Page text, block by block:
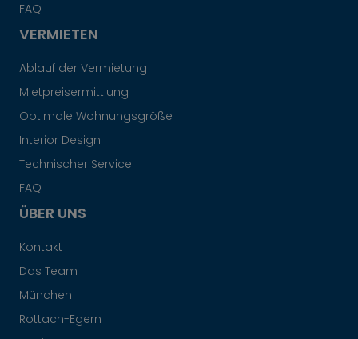
FAQ
VERMIETEN
Ablauf der Vermietung
Mietpreisermittlung
Optimale Wohnungsgröße
Interior Design
Technischer Service
FAQ
ÜBER UNS
Kontakt
Das Team
München
Rottach-Egern